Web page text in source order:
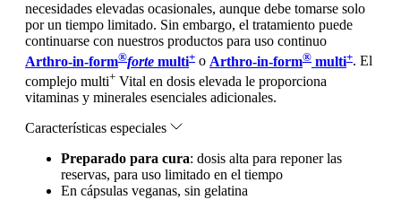
necesidades elevadas ocasionales, aunque debe tomarse solo
por un tiempo limitado. Sin embargo, el tratamiento puede
continuarse con nuestros productos para uso continuo
Arthro-in-form®forte multi+ o Arthro-in-form® multi+. El
complejo multi+ Vital en dosis elevada le proporciona
vitaminas y minerales esenciales adicionales.
Características especiales
Preparado para cura: dosis alta para reponer las
reservas, para uso limitado en el tiempo
En cápsulas veganas, sin gelatina